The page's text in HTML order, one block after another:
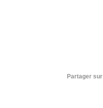
Partager sur